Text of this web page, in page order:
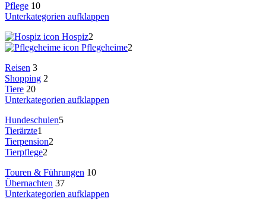
Pflege 10
Unterkategorien aufklappen
Hospiz2
Pflegeheime2
Reisen 3
Shopping 2
Tiere 20
Unterkategorien aufklappen
Hundeschulen5
Tierärzte1
Tierpension2
Tierpflege2
Touren & Führungen 10
Übernachten 37
Unterkategorien aufklappen